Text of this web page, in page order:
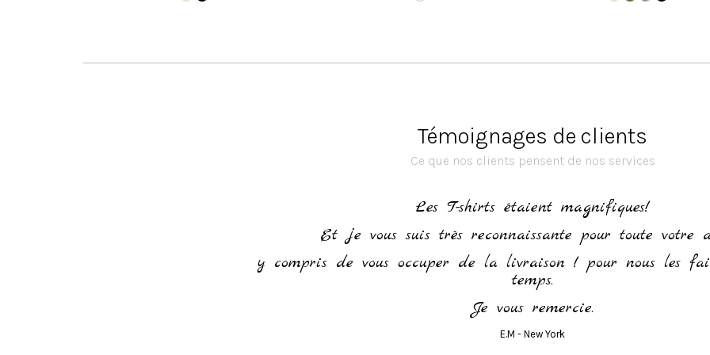
Témoignages de clients
Ce que nos clients pensent de nos services
Les T-shirts étaient magnifiques!
Et je vous suis très reconnaissante pour toute votre
y compris de vous occuper de la livraison ! pour nous les
temps.
Je vous remercie.
E.M - New York